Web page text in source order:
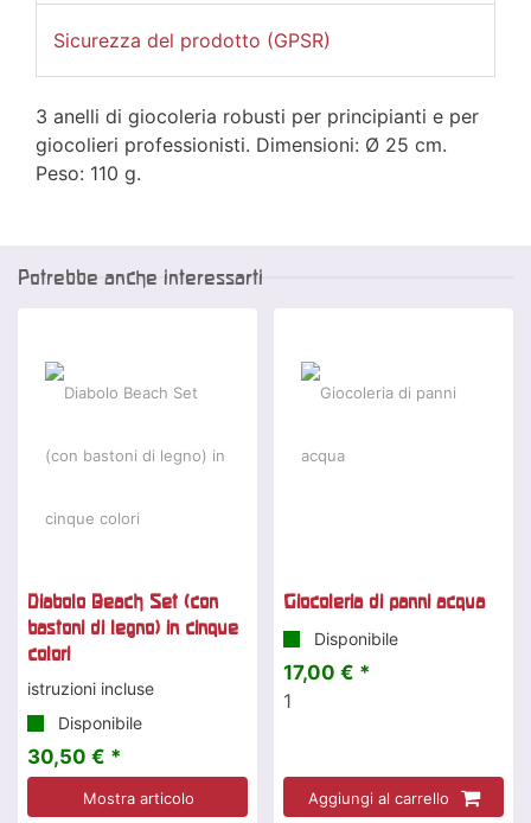
Sicurezza del prodotto (GPSR)
3 anelli di giocoleria robusti per principianti e per
giocolieri professionisti. Dimensioni: Ø 25 cm.
Peso: 110 g.
Potrebbe anche interessarti
Diabolo Beach Set (con
bastoni di legno) in cinque
colori
istruzioni incluse
Disponibile
30,50 € *
Mostra articolo
Giocoleria di panni acqua
Disponibile
17,00 € *
1
Aggiungi al carrello